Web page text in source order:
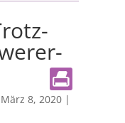
März 8, 2020|